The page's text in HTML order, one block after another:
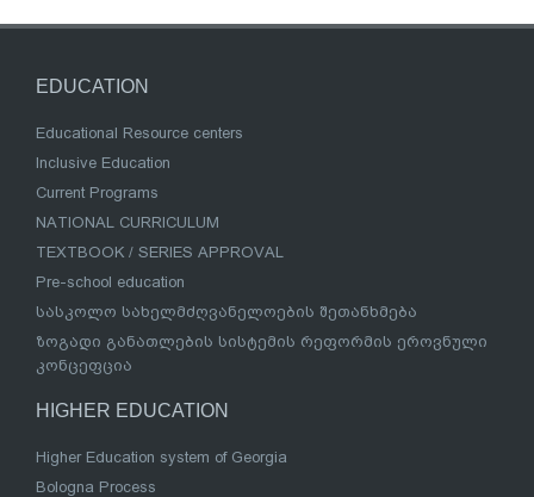
EDUCATION
Educational Resource centers
Inclusive Education
Current Programs
NATIONAL CURRICULUM
TEXTBOOK / SERIES APPROVAL
Pre-school education
სასკოლო სახელმძღვანელოების შეთანხმება
ზოგადი განათლების სისტემის რეფორმის ეროვნული
კონცეფცია
HIGHER EDUCATION
Higher Education system of Georgia
Bologna Process